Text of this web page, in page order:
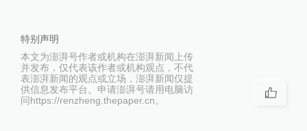
特别声明
本文为澎湃号作者或机构在澎湃新闻上传
并发布，仅代表该作者或机构观点，不代
表澎湃新闻的观点或立场，澎湃新闻仅提
供信息发布平台。申请澎湃号请用电脑访
问https://renzheng.thepaper.cn。